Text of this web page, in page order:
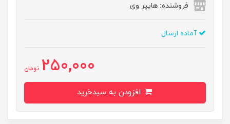
فروشنده: هایپر وی
آماده ارسال
250,000 تومان